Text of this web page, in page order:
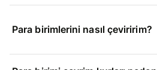
Para birimlerini nasıl çeviririm?